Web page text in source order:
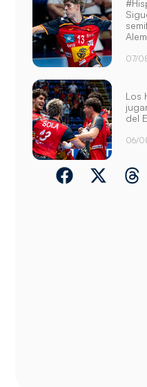
07/
Los
del
06/